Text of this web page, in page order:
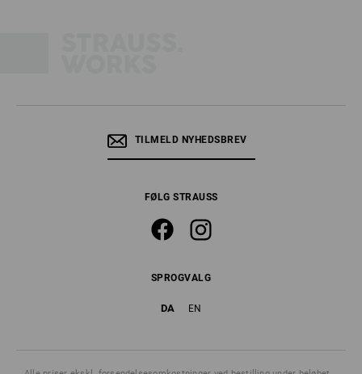
TILMELD NYHEDSBREV
FØLG STRAUSS
SPROGVALG
DA EN